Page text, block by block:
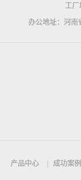
工厂
办公地址：河南
产品中心 成功案例